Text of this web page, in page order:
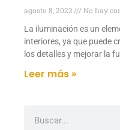
agosto 8, 2023
No hay
La iluminación es un
interiores, ya que puede
los detalles y mejorar la
Leer más »